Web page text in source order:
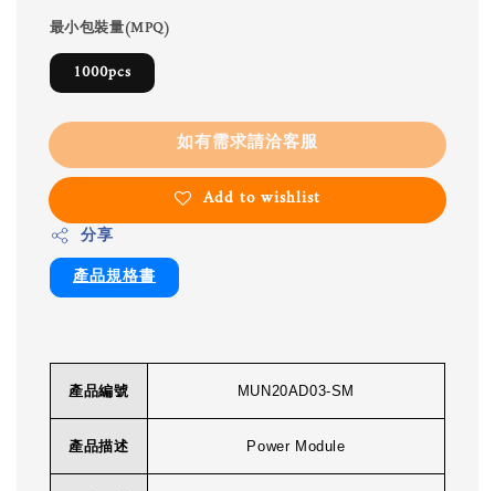
最小包裝量(MPQ)
1000pcs
如有需求請洽客服
Add to wishlist
分享
產品規格書
產品編號 MUN20AD03-SM
產品描述 Power Module